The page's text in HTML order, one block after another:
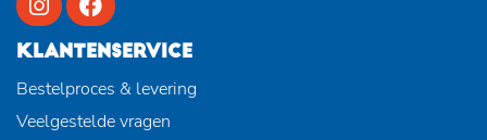
KLANTENSERVICE
Bestelproces & levering
Veelgestelde vragen